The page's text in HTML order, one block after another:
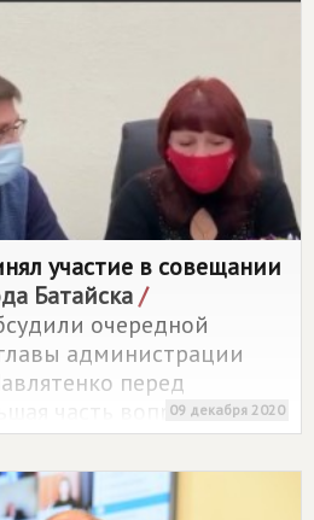
участие в совещании
Батайска/
очередной
администрации
перед
часть вопросов,
и депутатов
со стороны
09 декабря 2020